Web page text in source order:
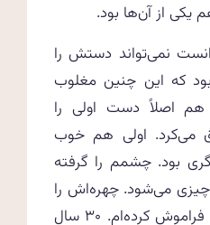
یکی از آن‌ها بود.
نمی‌تواند دستش را
که این چنین مغلوب
هم اصلاً دست اولی را
می‌کرد. اولی هم خوب
بود. چشمم را گرفته
می‌شود. چهره‌اش را
البته حالا که می‌نویسم فراموش کرده‌ام. ۳۰ سال